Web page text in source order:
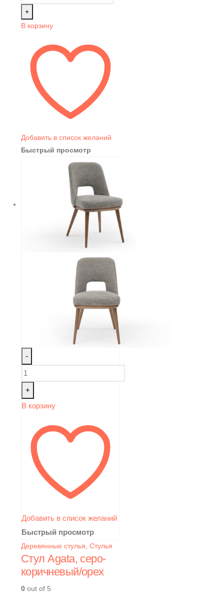
+
В корзину
Добавить в список желаний
Быстрый просмотр
-
+
В корзину
Добавить в список желаний
Быстрый просмотр
Деревянные стулья Стулья
Стул Agata, серо-
коричневый/орех
0 out of 5